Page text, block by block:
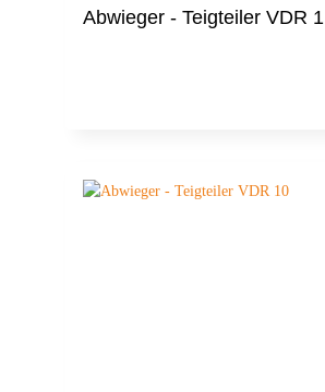
Abwieger - Teigteiler VDR 1